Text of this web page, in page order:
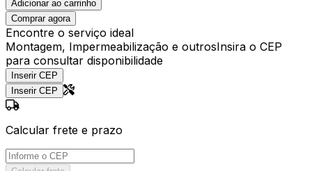
Adicionar ao carrinho
Comprar agora
Encontre o serviço ideal
Montagem, Impermeabilização e outrosInsira o CEP
para consultar disponibilidade
Inserir CEP
Inserir CEP
Calcular frete e prazo